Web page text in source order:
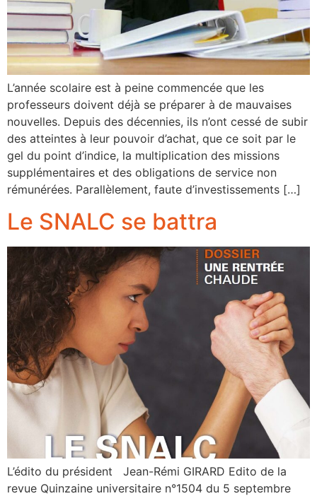
L’année scolaire est à peine commencée que les
professeurs doivent déjà se préparer à de mauvaises
nouvelles. Depuis des décennies, ils n’ont cessé de subir
des atteintes à leur pouvoir d’achat, que ce soit par le
gel du point d’indice, la multiplication des missions
supplémentaires et des obligations de service non
rémunérées. Parallèlement, faute d’investissements […]
Le SNALC se battra
L’édito du président Jean-Rémi GIRARD Edito de la
revue Quinzaine universitaire n°1504 du 5 septembre